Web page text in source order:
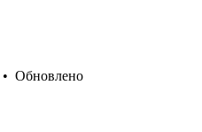
• Обновлено